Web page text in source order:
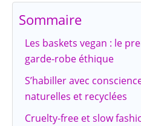
Sommaire
Les baskets vegan : le
garde-robe éthique
S’habiller avec
naturelles et recyclées
Cruelty-free et slow